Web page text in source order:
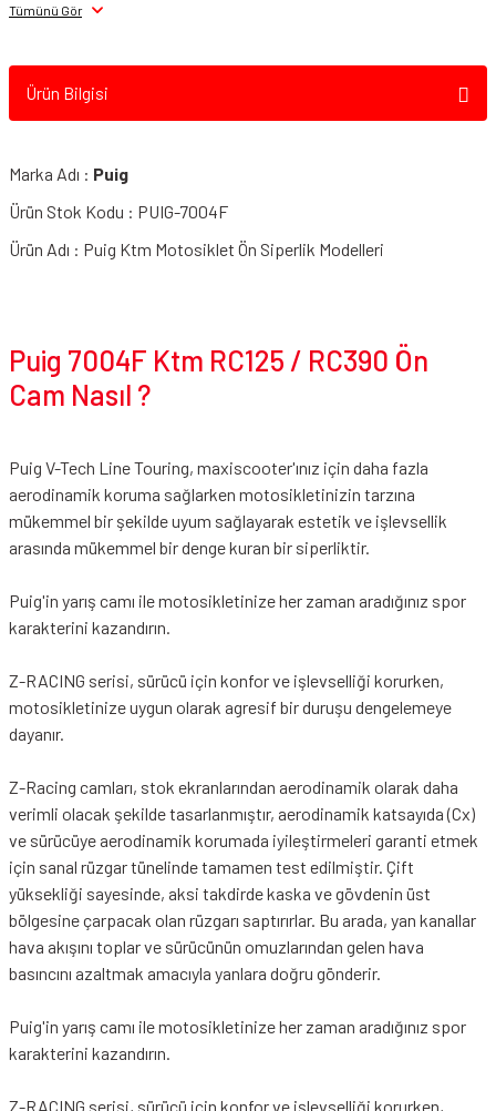
Tümünü Gör
Ürün Bilgisi
Marka Adı : Puig
Ürün Stok Kodu : PUIG-7004F
Ürün Adı : Puig Ktm Motosiklet Ön Siperlik Modelleri
Puig 7004F Ktm RC125 / RC390 Ön
Cam Nasıl ?
Puig V-Tech Line Touring, maxiscooter'ınız için daha fazla
aerodinamik koruma sağlarken motosikletinizin tarzına
mükemmel bir şekilde uyum sağlayarak estetik ve işlevsellik
arasında mükemmel bir denge kuran bir siperliktir.
Puig'in yarış camı ile motosikletinize her zaman aradığınız spor
karakterini kazandırın.
Z-RACING serisi, sürücü için konfor ve işlevselliği korurken,
motosikletinize uygun olarak agresif bir duruşu dengelemeye
dayanır.
Z-Racing camları, stok ekranlarından aerodinamik olarak daha
verimli olacak şekilde tasarlanmıştır, aerodinamik katsayıda (Cx)
ve sürücüye aerodinamik korumada iyileştirmeleri garanti etmek
için sanal rüzgar tünelinde tamamen test edilmiştir. Çift
yüksekliği sayesinde, aksi takdirde kaska ve gövdenin üst
bölgesine çarpacak olan rüzgarı saptırırlar. Bu arada, yan kanallar
hava akışını toplar ve sürücünün omuzlarından gelen hava
basıncını azaltmak amacıyla yanlara doğru gönderir.
Puig'in yarış camı ile motosikletinize her zaman aradığınız spor
karakterini kazandırın.
Z-RACING serisi, sürücü için konfor ve işlevselliği korurken,